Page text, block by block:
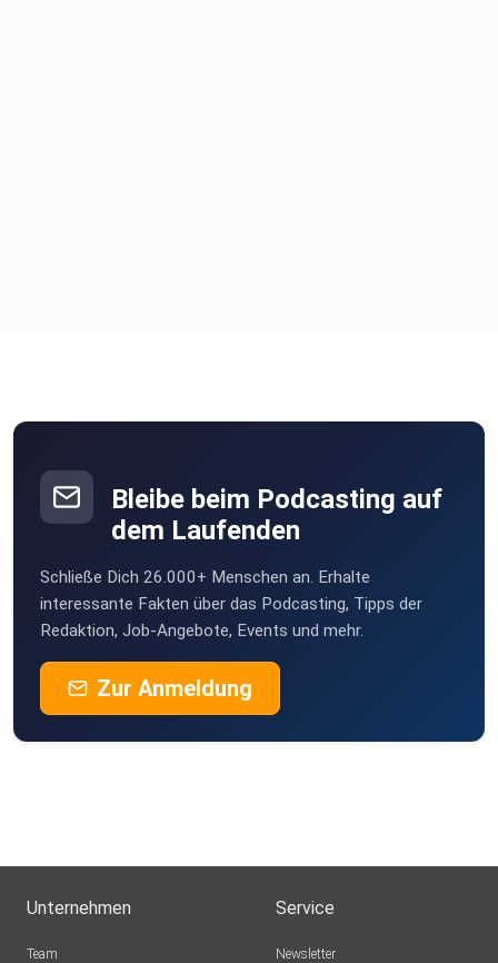
Bleibe beim Podcasting auf
dem Laufenden
Schließe Dich 26.000+ Menschen an. Erhalte
interessante Fakten über das Podcasting, Tipps der
Redaktion, Job-Angebote, Events und mehr.
Zur Anmeldung
Unternehmen
Team
Service
Newsletter